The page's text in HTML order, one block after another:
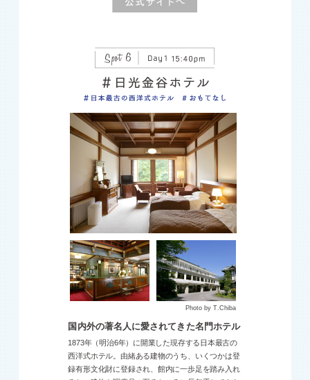
Photo by T.Chiba
国内外の著名人に愛されてきた名門ホテル
1873年（明治6年）に開業した現存する日本最古の
西洋式ホテル。由緒ある建物のうち、いくつかは登
録有形文化財に登録され、館内に一歩足を踏み入れ